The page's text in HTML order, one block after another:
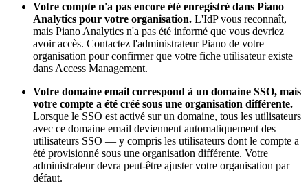
Votre compte n'a pas encore été enregistré dans Piano
Analytics pour votre organisation. L'IdP vous reconnaît,
mais Piano Analytics n'a pas été informé que vous devriez
avoir accès. Contactez l'administrateur Piano de votre
organisation pour confirmer que votre fiche utilisateur existe
dans Access Management.
Votre domaine email correspond à un domaine SSO, mais
votre compte a été créé sous une organisation différente.
Lorsque le SSO est activé sur un domaine, tous les utilisateurs
avec ce domaine email deviennent automatiquement des
utilisateurs SSO — y compris les utilisateurs dont le compte a
été provisionné sous une organisation différente. Votre
administrateur devra peut-être ajuster votre organisation par
défaut.